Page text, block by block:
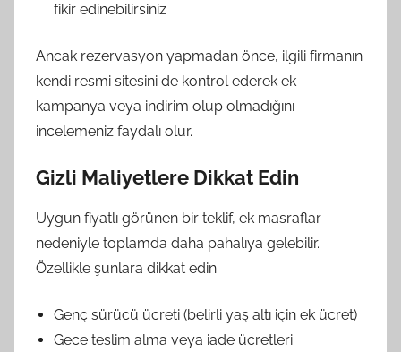
fikir edinebilirsiniz
Ancak rezervasyon yapmadan önce, ilgili firmanın
kendi resmi sitesini de kontrol ederek ek
kampanya veya indirim olup olmadığını
incelemeniz faydalı olur.
Gizli Maliyetlere Dikkat Edin
Uygun fiyatlı görünen bir teklif, ek masraflar
nedeniyle toplamda daha pahalıya gelebilir.
Özellikle şunlara dikkat edin:
Genç sürücü ücreti (belirli yaş altı için ek ücret)
Gece teslim alma veya iade ücretleri